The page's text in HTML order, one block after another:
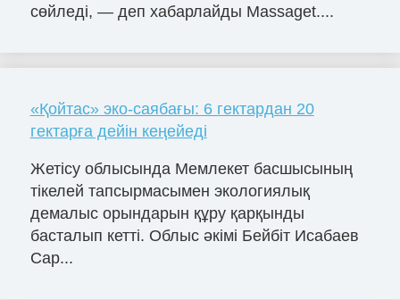
сөйледі, — деп хабарлайды Massaget....
«Қойтас» эко-саябағы: 6 гектардан 20
гектарға дейін кеңейеді
Жетісу облысында Мемлекет басшысының
тікелей тапсырмасымен экологиялық
демалыс орындарын құру қарқынды
басталып кетті. Облыс әкімі Бейбіт Исабаев
Сар...